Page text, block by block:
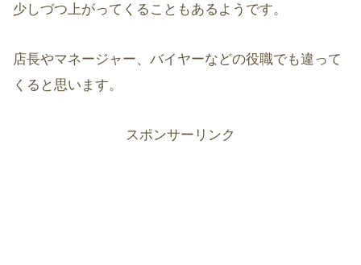
少しづつ上がってくることもあるようです。
店長やマネージャー、バイヤーなどの役職でも違って
くると思います。
スポンサーリンク